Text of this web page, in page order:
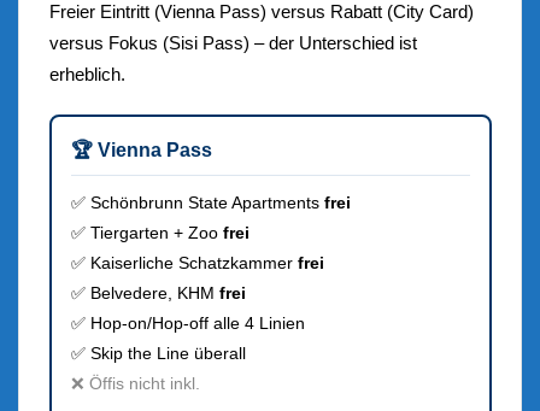
Freier Eintritt (Vienna Pass) versus Rabatt (City Card)
versus Fokus (Sisi Pass) – der Unterschied ist
erheblich.
🏆 Vienna Pass
✅ Schönbrunn State Apartments frei
✅ Tiergarten + Zoo frei
✅ Kaiserliche Schatzkammer frei
✅ Belvedere, KHM frei
✅ Hop-on/Hop-off alle 4 Linien
✅ Skip the Line überall
❌ Öffis nicht inkl.